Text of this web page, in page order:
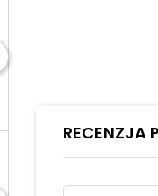
RECENZJA